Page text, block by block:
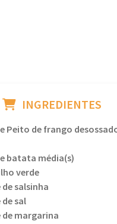
INGREDIENTES
Peito de frango
batata média(s)
verde
salsinha
sal
margarina